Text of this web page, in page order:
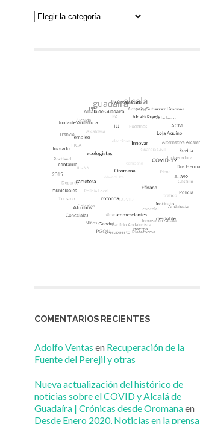
COMENTARIOS RECIENTES
Adolfo Ventas en Recuperación de la
Fuente del Perejil y otras
Nueva actualización del histórico de
noticias sobre el COVID y Alcalá de
Guadaíra | Crónicas desde Oromanaen
Desde Enero 2020, Noticias en la prensa